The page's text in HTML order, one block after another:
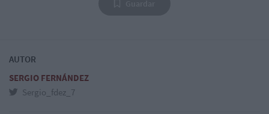
AUTOR
SERGIO FERNÁNDEZ
Sergio_fdez_7